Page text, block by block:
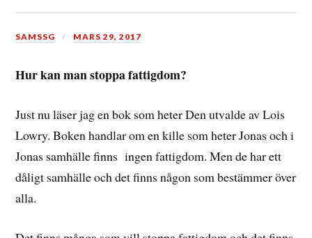
SAMSSG MARS 29, 2017
Hur kan man stoppa fattigdom?
Just nu läser jag en bok som heter Den utvalde av Lois
Lowry. Boken handlar om en kille som heter Jonas och i
Jonas samhälle finns ingen fattigdom. Men de har ett
dåligt samhälle och det finns någon som bestämmer över
alla.